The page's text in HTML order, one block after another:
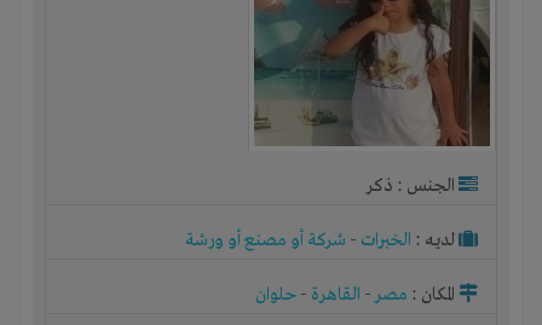
الجنس : ذكر
لديـه : الخبرات - شركة أو مصنع أو ورشة
المكان : مصر- القاهرة - حلوان